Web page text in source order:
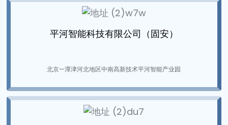
平河智能科技有限公司（固安）
北京—潭津河北地区中南高新技术平河智能产业园